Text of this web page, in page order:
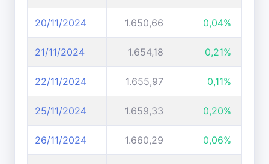
20/11/2024 1.650,66 0,04%
21/11/2024 1.654,18 0,21%
22/11/2024 1.655,97 0,11%
25/11/2024 1.659,33 0,20%
26/11/2024 1.660,29 0,06%